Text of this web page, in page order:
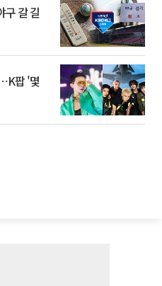
갈 길
팝 '몇